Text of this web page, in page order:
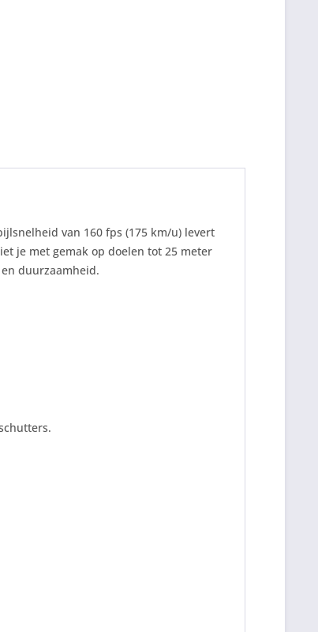
van 160 fps (175 km/u) levert
je met gemak op doelen tot 25 meter
duurzaamheid.